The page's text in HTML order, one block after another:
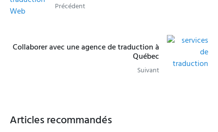
Précédent
Collaborer avec une agence de traduction à
Québec
Suivant
Articles recommandés